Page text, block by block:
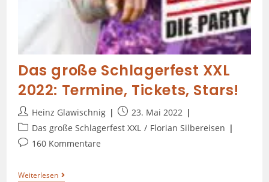
Das große Schlagerfest XXL
2022: Termine, Tickets, Stars!
Heinz Glawischnig
23. Mai 2022
Das große Schlagerfest XXL / Florian Silbereisen
160 Kommentare
Weiterlesen